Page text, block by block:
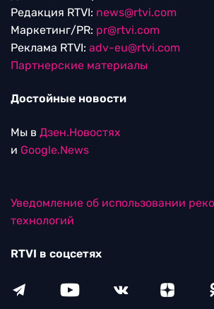
Редакция RTVI: news@rtvi.com
Маркетинг/PR: pr@rtvi.com
Реклама RTVI: adv-eu@rtvi.com
Партнерские материалы
Достойные новости
Мы в Дзен.Новостях
и Google.News
Уведомление об использовании
технологий
RTVI в соцсетях